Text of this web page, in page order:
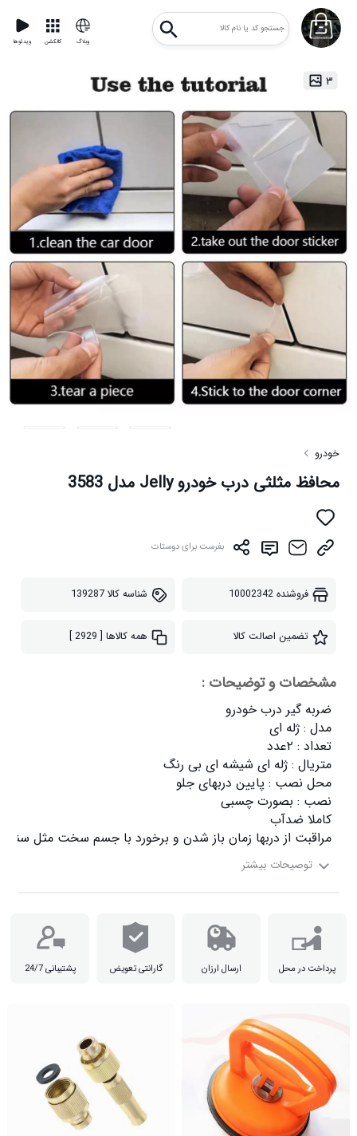
ویدئوها کالکشن وبلاگ
۳
خودرو
محافظ مثلثی درب خودرو Jelly مدل 3583
بفرست برای دوستات
فروشنده10002342 شناسه کالا139287
تضمین اصالت کالا همه کالاها [ 2929 ]
مشخصات و توضیحات :
مراقبت از دربها زمان باز شدن و برخورد با جسم سخت مثل سنگ
پرداخت در محل ارسال ارزان گارانتی تعویض پشتیبانی 24/7